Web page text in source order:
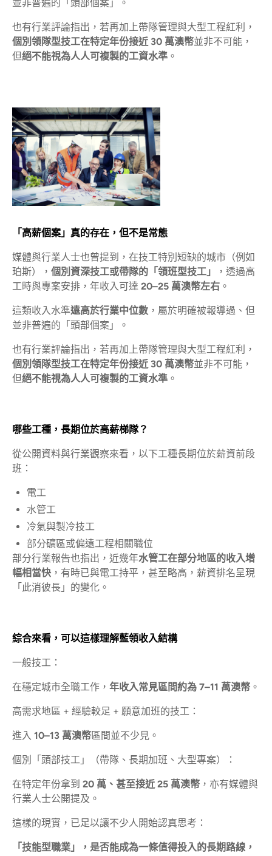
並非普遍的「頭部個案」。
也有行業評論指出，若再加上帶隊管理與大型工程紅利，
個別領隊型技工在特定年份接近 30 萬澳幣並非不可能，
但絕不能視為人人可複製的工資水準 。
「高薪個案」真的存在，但不是常態
媒體與行業人士也曾提到，在技工特別短缺的城市（例如
珀斯）， 個別資深技工或帶隊的「領班型技工」
，透過高
工時與專案安排，年收入可達 20–25 萬澳幣左右 。
這類收入水準遠高於行業中位數 ，屬於明確被報導過、但
並非普遍的「頭部個案」。
也有行業評論指出，若再加上帶隊管理與大型工程紅利，
個別領隊型技工在特定年份接近 30 萬澳幣並非不可能，
但絕不能視為人人可複製的工資水準 。
哪些工種，長期位於高薪梯隊？
從公開資料與行業觀察來看，以下工種長期位於薪資前段
班：
電工
水管工
冷氣與製冷技工
部分礦區或偏遠工程相關職位
部分行業報告也指出，近幾年水管工在部分地區的收入增
幅相當快 ，有時已與電工持平，甚至略高，薪資排名呈現
「此消彼長」的變化。
綜合來看，可以這樣理解藍領收入結構
一般技工：
在穩定城市全職工作， 年收入常見區間約為 7–11 萬澳幣 。
高需求地區 + 經驗較足 + 願意加班的技工：
進入 10–13 萬澳幣區間並不少見。
個別「頭部技工」（帶隊、長期加班、大型專案）：
在特定年份拿到 20 萬、甚至接近 25 萬澳幣 ，亦有媒體與
行業人士公開提及。
這樣的現實，已足以讓不少人開始認真思考：
「技能型職業」，是否能成為一條值得投入的長期路線，